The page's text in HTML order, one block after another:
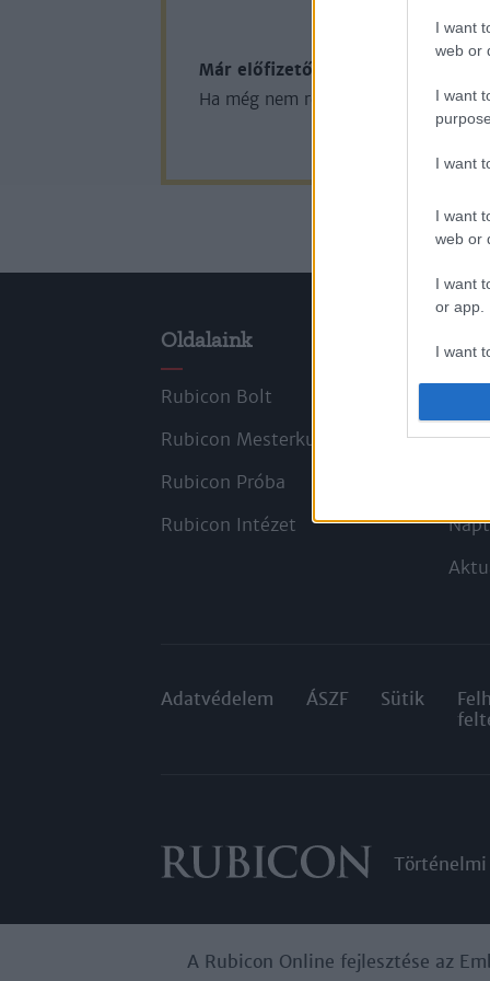
I want
web or
I want
I want
I want
web or
I want
or app.
I want
I want
Már előfizetőnk?
Ha még nem rendelkezik
Oldalaink
Rubicon Bolt
Rubicon Mesterkurzus
Rubicon Próba
Rubicon Intézet
Adatvédelem ÁSZF Sütik
A Rubicon Online fejlesztése az